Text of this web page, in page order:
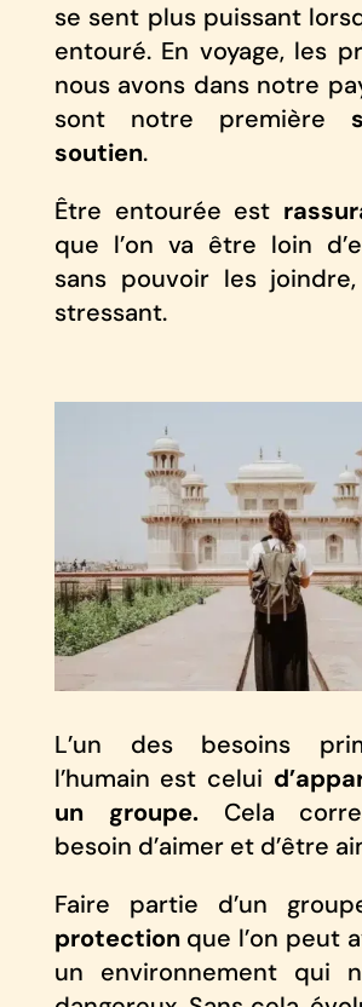
se sent plus puissant
entouré. En voyage, les
nous avons dans notre
sont notre première
soutien.
Être entourée est
que l’on va être loin
sans pouvoir les
stressant.
L’un des besoins
l’humain est celui
un groupe.Cela
besoin d’aimer et d’être
Faire partie d’un
protectionque l’on peut
un environnement qui